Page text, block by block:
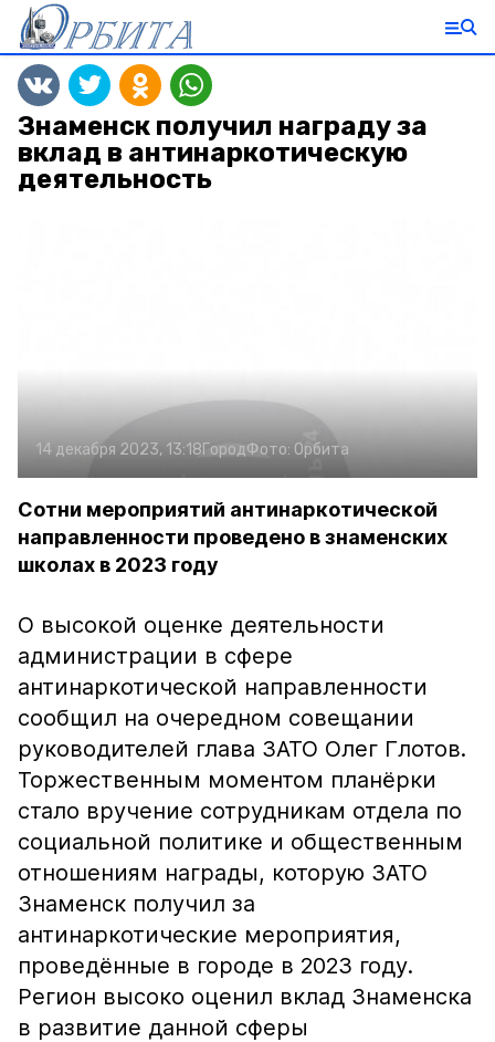
Знаменск получил награду за
вклад в антинаркотическую
деятельность
14 декабря 2023, 13:18ГородФото: Орбита
Сотни мероприятий антинаркотической
направленности проведено в знаменских
школах в 2023 году
О высокой оценке деятельности
администрации в сфере
антинаркотической направленности
сообщил на очередном совещании
руководителей глава ЗАТО Олег Глотов.
Торжественным моментом планёрки
стало вручение сотрудникам отдела по
социальной политике и общественным
отношениям награды, которую ЗАТО
Знаменск получил за
антинаркотические мероприятия,
проведённые в городе в 2023 году.
Регион высоко оценил вклад Знаменска
в развитие данной сферы